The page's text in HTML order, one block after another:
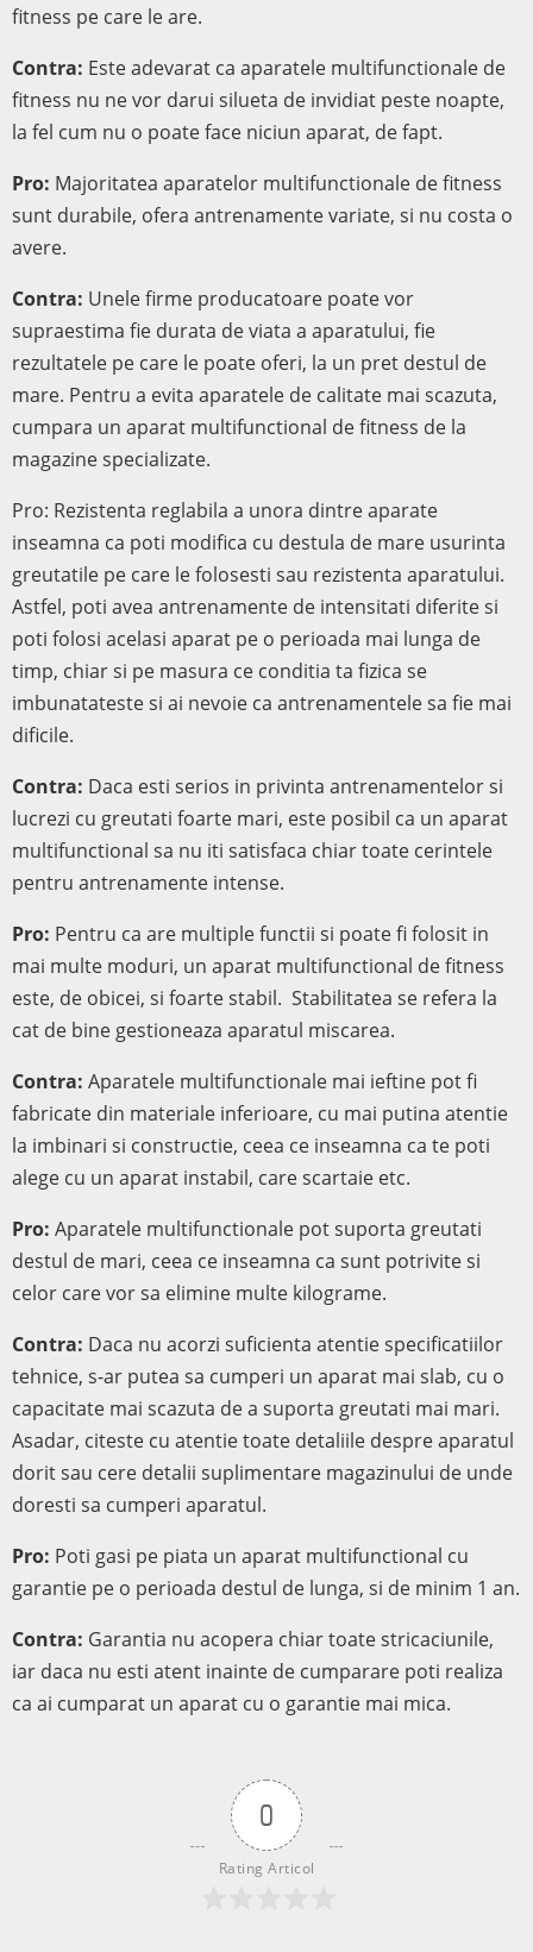
fitness pe care le are.
Contra: Este adevarat ca aparatele multifunctionale de
fitness nu ne vor darui silueta de invidiat peste noapte,
la fel cum nu o poate face niciun aparat, de fapt.
Pro: Majoritatea aparatelor multifunctionale de fitness
sunt durabile, ofera antrenamente variate, si nu costa o
avere.
Contra: Unele firme producatoare poate vor
supraestima fie durata de viata a aparatului, fie
rezultatele pe care le poate oferi, la un pret destul de
mare. Pentru a evita aparatele de calitate mai scazuta,
cumpara un aparat multifunctional de fitness de la
magazine specializate.
Pro: Rezistenta reglabila a unora dintre aparate
inseamna ca poti modifica cu destula de mare usurinta
greutatile pe care le folosesti sau rezistenta aparatului.
Astfel, poti avea antrenamente de intensitati diferite si
poti folosi acelasi aparat pe o perioada mai lunga de
timp, chiar si pe masura ce conditia ta fizica se
imbunatateste si ai nevoie ca antrenamentele sa fie mai
dificile.
Contra: Daca esti serios in privinta antrenamentelor si
lucrezi cu greutati foarte mari, este posibil ca un aparat
multifunctional sa nu iti satisfaca chiar toate cerintele
pentru antrenamente intense.
Pro: Pentru ca are multiple functii si poate fi folosit in
mai multe moduri, un aparat multifunctional de fitness
este, de obicei, si foarte stabil. Stabilitatea se refera la
cat de bine gestioneaza aparatul miscarea.
Contra: Aparatele multifunctionale mai ieftine pot fi
fabricate din materiale inferioare, cu mai putina atentie
la imbinari si constructie, ceea ce inseamna ca te poti
alege cu un aparat instabil, care scartaie etc.
Pro: Aparatele multifunctionale pot suporta greutati
destul de mari, ceea ce inseamna ca sunt potrivite si
celor care vor sa elimine multe kilograme.
Contra: Daca nu acorzi suficienta atentie specificatiilor
tehnice, s-ar putea sa cumperi un aparat mai slab, cu o
capacitate mai scazuta de a suporta greutati mai mari.
Asadar, citeste cu atentie toate detaliile despre aparatul
dorit sau cere detalii suplimentare magazinului de unde
doresti sa cumperi aparatul.
Pro: Poti gasi pe piata un aparat multifunctional cu
garantie pe o perioada destul de lunga, si de minim 1 an.
Contra: Garantia nu acopera chiar toate stricaciunile,
iar daca nu esti atent inainte de cumparare poti realiza
ca ai cumparat un aparat cu o garantie mai mica.
0
Rating Articol